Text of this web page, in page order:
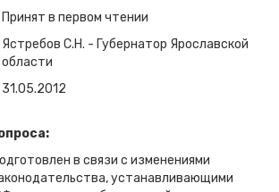
Принят в первом чтении
Ястребов С.Н. - Губернатор Ярославской
области
31.05.2012
в связи с изменениями
устанавливающими